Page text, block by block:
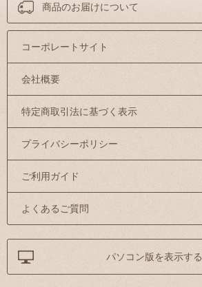
商品のお届けについて
コーポレートサイト
会社概要
特定商取引法に基づく表示
プライバシーポリシー
ご利用ガイド
よくあるご質問
パソコン版を表示する